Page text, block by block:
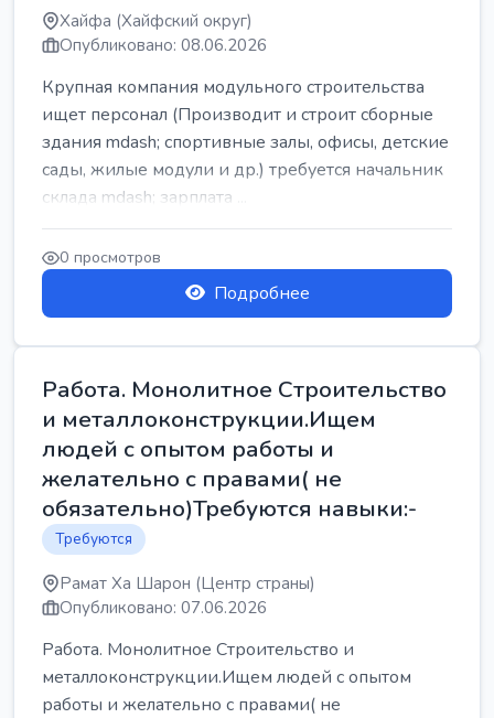
Хайфа (Хайфский округ)
Опубликовано: 08.06.2026
Крупная компания модульного строительства
ищет персонал (Производит и строит сборные
здания mdash; спортивные залы, офисы, детские
сады, жилые модули и др.) требуется начальник
склада mdash; зарплата ...
0 просмотров
Подробнее
Работа. Монолитное Строительство
и металлоконструкции.Ищем
людей с опытом работы и
желательно с правами( не
обязательно)Требуются навыки:-
Требуются
Рамат Ха Шарон (Центр страны)
Опубликовано: 07.06.2026
Работа. Монолитное Строительство и
металлоконструкции.Ищем людей с опытом
работы и желательно с правами( не